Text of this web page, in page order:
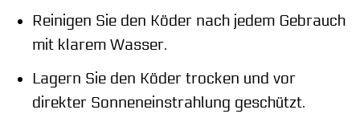
Reinigen Sie den Köder nach jedem Gebrauch
mit klarem Wasser.
Lagern Sie den Köder trocken und vor
direkter Sonneneinstrahlung geschützt.